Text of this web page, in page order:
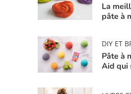
La
pâte à
DIY ET
Pâte à
Aid qui